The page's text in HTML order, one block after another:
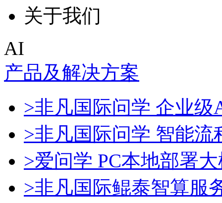
关于我们
AI
产品及解决方案
>非凡国际问学 企业级
>非凡国际问学 智能流
>爱问学 PC本地部署
>非凡国际鲲泰智算服